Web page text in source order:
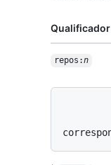
Qualificador
repos:n